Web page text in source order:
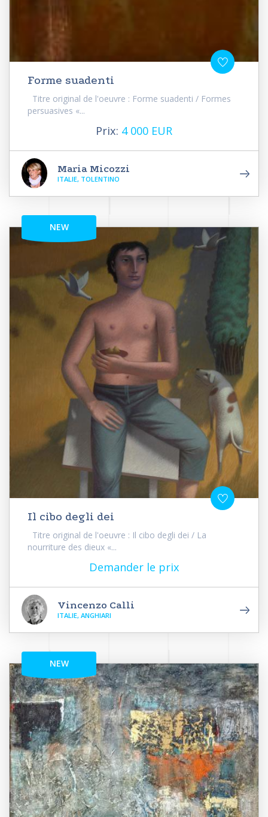
Forme suadenti
Titre original de l'oeuvre : Forme suadenti / Formes
persuasives «...
Prix: 4 000 EUR
Maria Micozzi
ITALIE, TOLENTINO
NEW
Il cibo degli dei
Titre original de l'oeuvre : Il cibo degli dei / La
nourriture des dieux «...
Demander le prix
Vincenzo Calli
ITALIE, ANGHIARI
NEW